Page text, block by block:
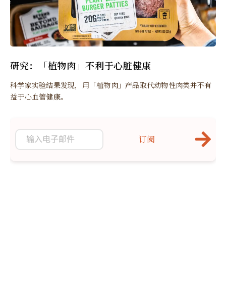
研究：「植物肉」不利于心脏健康
科学家实验结果发现，用「植物肉」产品取代动物性肉类并不有
益于心血管健康。
订阅